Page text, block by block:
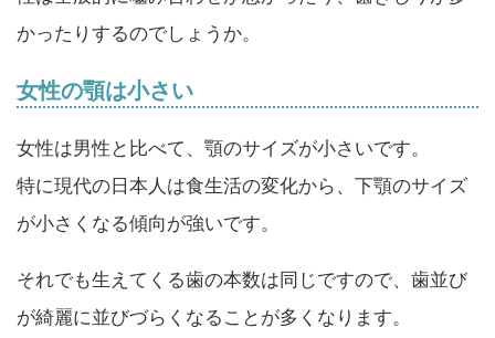
かったりするのでしょうか。
女性の顎は小さい
女性は男性と比べて、顎のサイズが小さいです。
特に現代の日本人は食生活の変化から、下顎のサイズ
が小さくなる傾向が強いです。
それでも生えてくる歯の本数は同じですので、歯並び
が綺麗に並びづらくなることが多くなります。